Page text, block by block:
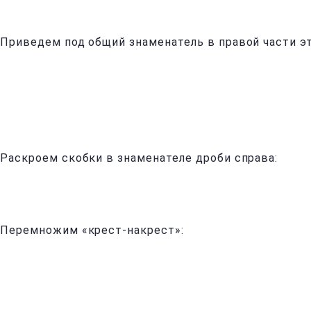
Приведем под общий знаменатель в правой части
Раскроем скобки в знаменателе дроби справа:
Перемножим «крест-накрест»: